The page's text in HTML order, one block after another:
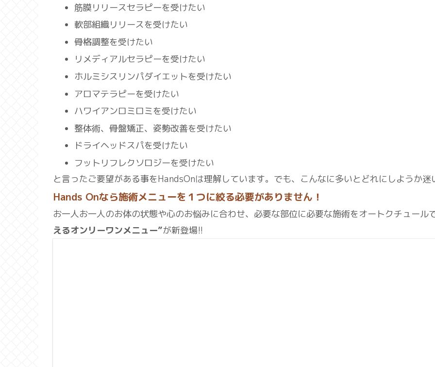
筋膜リリースセラピーを受けたい
軟部組織リリースを受けたい
骨格調整を受けたい
リメディアルセラピーを受けたい
ホルミシスリンパダイエットを受けたい
アロマテラピーを受けたい
ハワイアンロミロミを受けたい
整体術、骨盤矯正、姿勢改善を受けたい
ドライヘッドスパを受けたい
フットリフレクソロジーを受けたい
と言ったご要望がある事をHandsOnは理解しています。でも、こんなに多いとどれにしようか迷
Hands Onなら施術メニューを１つに絞る必要がありません！
お一人お一人のお体の状態や心のお悩みに合わせ、必要な部位に必要な施術をオートクチュール
えるオンリーワンメニュー”が新登場!!